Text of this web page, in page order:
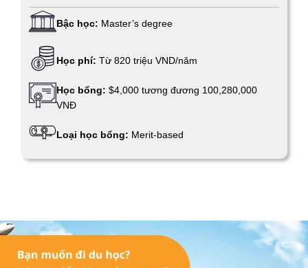
Bậc học: Master’s degree
Học phí: Từ 820 triệu VND/năm
Học bổng: $4,000 tương đương 100,280,000
VNĐ
Loại học bổng: Merit-based